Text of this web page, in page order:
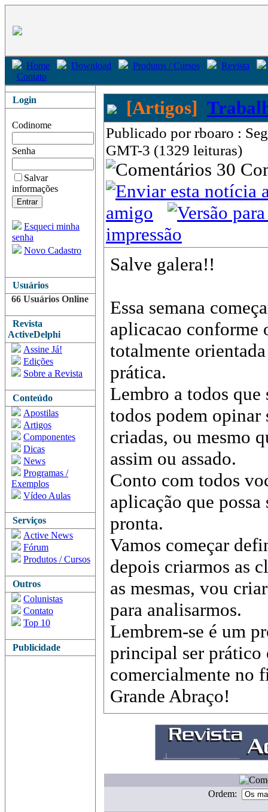
Home Download Produtos / Cursos
Revista
Contato
Login
Codinome
Senha
Salvar
informações
Esqueci minha
senha
Novo Cadastro
Usuários
66 Usuários Online
Revista
ActiveDelphi
Assine Já!
Edições
Sobre a Revista
Conteúdo
Apostilas
Artigos
Componentes
Dicas
News
Programas /
Exemplos
Vídeo Aulas
Serviços
Active News
Fórum
Produtos / Cursos
Outros
Colunistas
Contato
Top 10
Publicidade
[Artigos]
Publicado por rboaro :
GMT-3 (1329 leituras)
30
amigo
impressão
Salve galera!!
Essa semana
aplicacao conforme
totalmente
prática.
Lembro a todos que
todos podem opinar
criadas, ou mesmo
assim ou assado.
Conto com todos
aplicação que
pronta.
Vamos começar
depois criarmos as
as mesmas, vou
para analisarmos.
Lembrem-se é um
principal ser prático
comercialmente no
Grande Abraço!
Ordem: